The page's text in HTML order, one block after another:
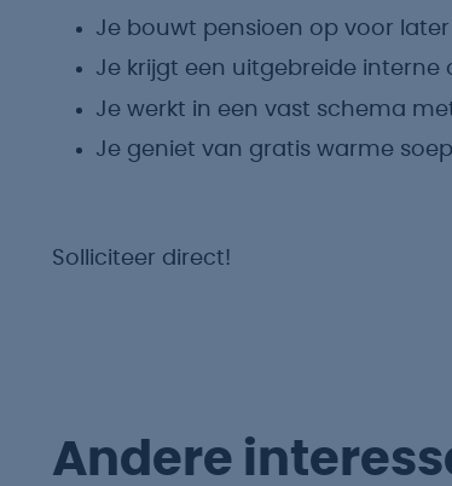
Je bouwt pensioen op voor later
Je krijgt een uitgebreide interne
Je werkt in een vast schema
Je geniet van gratis warme
Solliciteer direct!
Andere